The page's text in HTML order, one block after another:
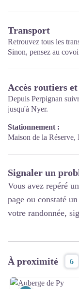
Transport
Retrouvez tous les
Sinon, pensez au
Accès routiers
Depuis Perpignan
jusqu'à Nyer.
Stationnement :
Maison de la Réserve,
Signaler un
Vous avez repéré
page ou constaté
votre randonnée,
À proximité 6